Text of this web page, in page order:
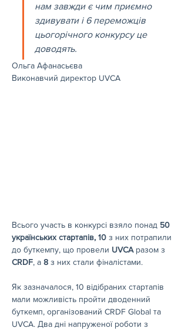
нам завжди є чим приємно
здивувати і 6 переможців
цьогорічного конкурсу це
доводять.
Ольга Афанасьєва
Виконавчий директор UVCA
Всього участь в конкурсі взяло понад 50
українських стартапів, 10 з них потрапили
до буткемпу, що провели UVCA разом з
CRDF, а 8 з них стали фіналістами.
Як зазначалося, 10 відібраних стартапів
мали можливість пройти дводенний
буткемп, організований CRDF Global та
UVCA. Два дні напруженої роботи з